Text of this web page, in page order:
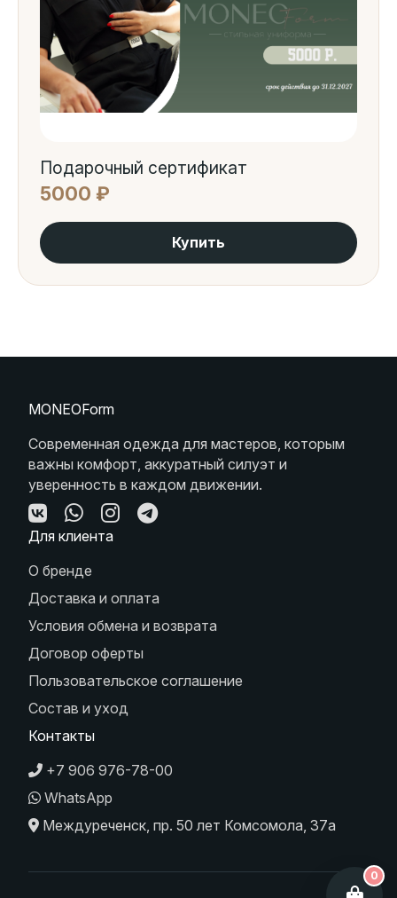
Подарочный сертификат
5000 ₽
Купить
MONEOForm
Современная одежда для мастеров, которым
важны комфорт, аккуратный силуэт и
уверенность в каждом движении.
Для клиента
О бренде
Доставка и оплата
Условия обмена и возврата
Договор оферты
Пользовательское соглашение
Состав и уход
Контакты
+7 906 976-78-00
WhatsApp
Междуреченск, пр. 50 лет Комсомола, 37а
0